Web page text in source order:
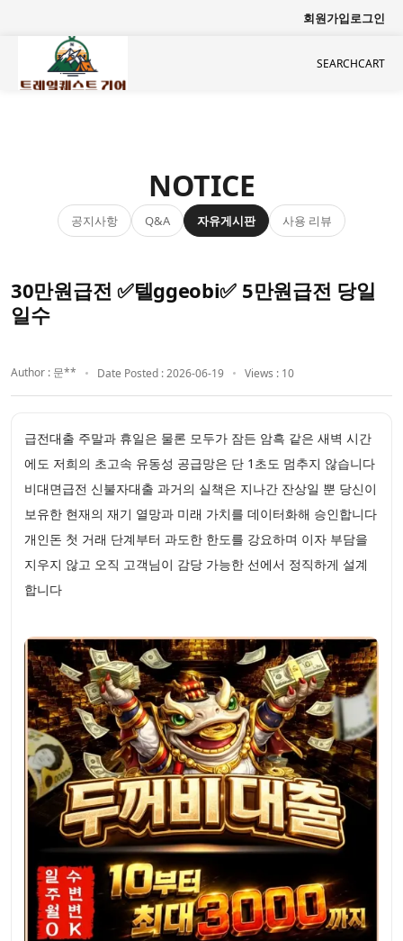
회원가입로그인
SEARCHCART
NOTICE
공지사항 Q&A 자유게시판 사용 리뷰
30만원급전 ✅텔ggeobi✅ 5만원급전 당일
일수
Author : 문** Date Posted : 2026-06-19 Views : 10
급전대출 주말과 휴일은 물론 모두가 잠든 암흑 같은 새벽 시간
에도 저희의 초고속 유동성 공급망은 단 1초도 멈추지 않습니다
비대면급전 신불자대출 과거의 실책은 지나간 잔상일 뿐 당신이
보유한 현재의 재기 열망과 미래 가치를 데이터화해 승인합니다
개인돈 첫 거래 단계부터 과도한 한도를 강요하며 이자 부담을
지우지 않고 오직 고객님이 감당 가능한 선에서 정직하게 설계
합니다